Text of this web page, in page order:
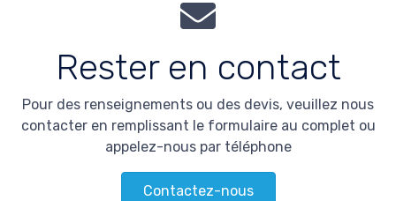
Rester en contact
Pour des renseignements ou des devis, veuillez nous
contacter en remplissant le formulaire au complet ou
appelez-nous par téléphone
Contactez-nous